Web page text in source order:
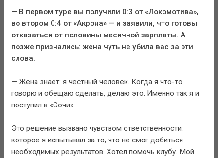
— В первом туре вы получили 0:3 от «Локомотива»,
во втором 0:4 от «Акрона» — и заявили, что готовы
отказаться от половины месячной зарплаты. А
позже признались: жена чуть не убила вас за эти
слова.
— Жена знает: я честный человек. Когда я что-то
говорю и обещаю сделать, делаю это. Именно так я и
поступил в «Сочи».
Это решение вызвано чувством ответственности,
которое я испытывал за то, что не смог добиться
необходимых результатов. Хотел помочь клубу. Мой